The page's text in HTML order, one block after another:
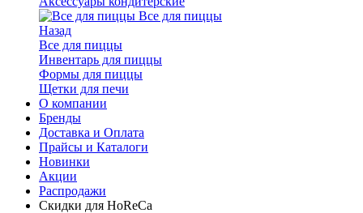
Все для пиццы
Назад
Все для пиццы
Инвентарь для пиццы
Формы для пиццы
Щетки для печи
О компании
Бренды
Доставка и Оплата
Прайсы и Каталоги
Новинки
Акции
Распродажи
Скидки для HoReCa